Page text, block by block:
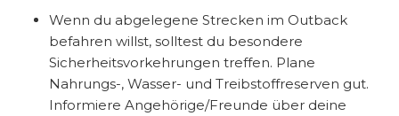
Wenn du abgelegene Strecken im Outback
befahren willst, solltest du besondere
Sicherheitsvorkehrungen treffen. Plane
Nahrungs-, Wasser- und Treibstoffreserven gut.
Informiere Angehörige/Freunde über deine